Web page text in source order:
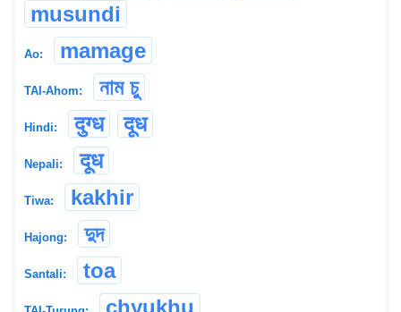
musundi
Ao: mamage
TAI-Ahom: নাম চু
Hindi: दुग्ध दूध
Nepali: दूध
Tiwa: kakhir
Hajong: দুদ
Santali: toa
chyukhu